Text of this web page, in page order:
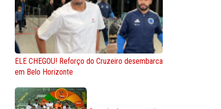
ELE CHEGOU! Reforço do Cruzeiro desembarca
em Belo Horizonte